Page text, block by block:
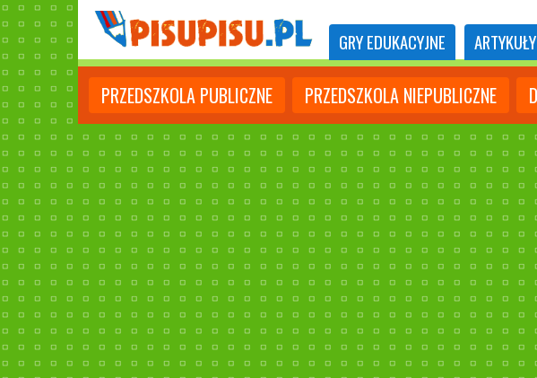
GRYEDUKACYJNE ARTYKUŁY
PRZEDSZKOLA PUBLICZNE PRZEDSZKOLA NIEPUBLICZNE